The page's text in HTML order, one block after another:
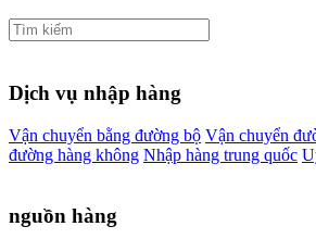
Dịch vụ nhập hàng
Vận chuyển bằng đường bộ Vận chuyển
đường hàng không Nhập hàng trung quốc
nguồn hàng